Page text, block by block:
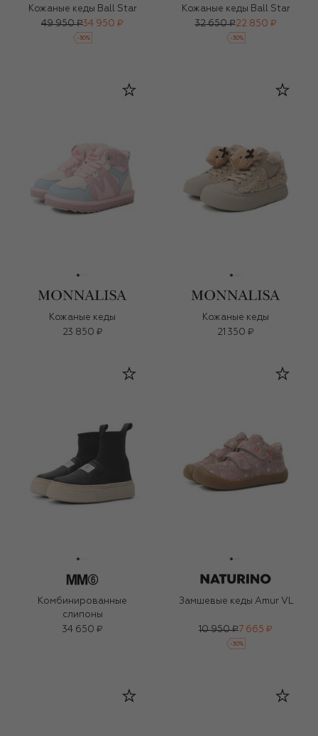
Кожаные кеды Ball Star
49 950 ₽34 950 ₽
-30%
Кожаные кеды Ball Star
32 650 ₽22 850 ₽
-30%
Кожаные кеды
23 850 ₽
Кожаные кеды
21 350 ₽
Комбинированные
слипоны
34 650 ₽
Замшевые кеды Amur VL
10 950 ₽7 665 ₽
-30%